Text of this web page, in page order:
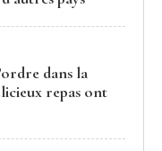
dans la
repas ont